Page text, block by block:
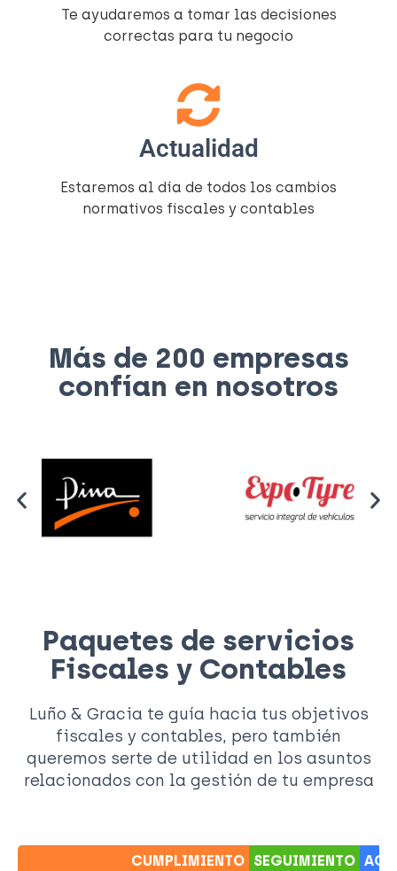
Te ayudaremos a tomar las decisiones
correctas para tu negocio
Actualidad
Estaremos al día de todos los cambios
normativos fiscales y contables
Más de 200 empresas
confían en nosotros
Paquetes de servicios
Fiscales y Contables
Luño & Gracia te guía hacia tus objetivos
fiscales y contables, pero también
queremos serte de utilidad en los asuntos
relacionados con la gestión de tu empresa
CUMPLIMIENTO SEGUIMIENTO